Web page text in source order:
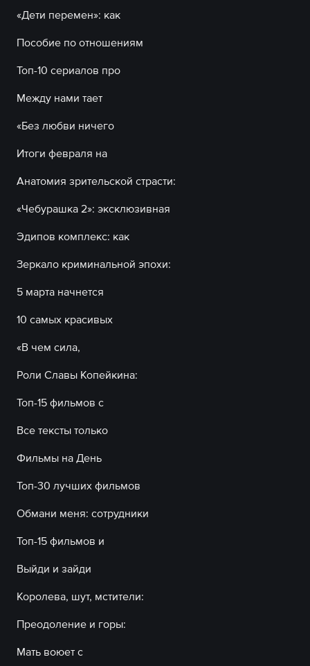
«Дети перемен»: как
Пособие по отношениям
Топ-10 сериалов про
Между нами тает
«Без любви ничего
Итоги февраля на
Анатомия зрительской страсти:
«Чебурашка 2»: эксклюзивная
Эдипов комплекс: как
Зеркало криминальной эпохи:
5 марта начнется
10 самых красивых
«В чем сила,
Роли Славы Копейкина:
Топ-15 фильмов с
Все тексты только
Фильмы на День
Топ-30 лучших фильмов
Обмани меня: сотрудники
Топ-15 фильмов и
Выйди и зайди
Королева, шут, мстители:
Преодоление и горы:
Мать воюет с